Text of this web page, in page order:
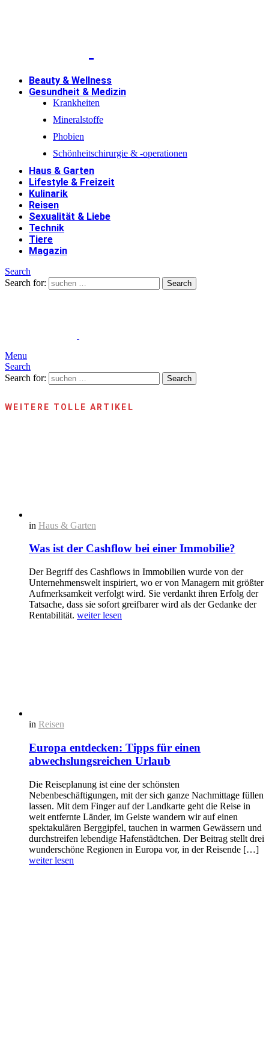
Beauty & Wellness
Gesundheit & Medizin
Krankheiten
Mineralstoffe
Phobien
Schönheitschirurgie & -operationen
Haus & Garten
Lifestyle & Freizeit
Kulinarik
Reisen
Sexualität & Liebe
Technik
Tiere
Magazin
Search
Search for:
Search
Menu
Search
Search for:
Search
WEITERE TOLLE ARTIKEL
in Haus & Garten
Was ist der Cashflow bei einer Immobilie?
Der Begriff des Cashflows in Immobilien wurde von der
Unternehmenswelt inspiriert, wo er von Managern mit größter
Aufmerksamkeit verfolgt wird. Sie verdankt ihren Erfolg der
Tatsache, dass sie sofort greifbarer wird als der Gedanke der
Rentabilität. weiter lesen
in Reisen
Europa entdecken: Tipps für einen
abwechslungsreichen Urlaub
Die Reiseplanung ist eine der schönsten
Nebenbeschäftigungen, mit der sich ganze Nachmittage füllen
lassen. Mit dem Finger auf der Landkarte geht die Reise in
weit entfernte Länder, im Geiste wandern wir auf einen
spektakulären Berggipfel, tauchen in warmen Gewässern und
durchstreifen lebendige Hafenstädtchen. Der Beitrag stellt drei
wunderschöne Regionen in Europa vor, in der Reisende […]
weiter lesen